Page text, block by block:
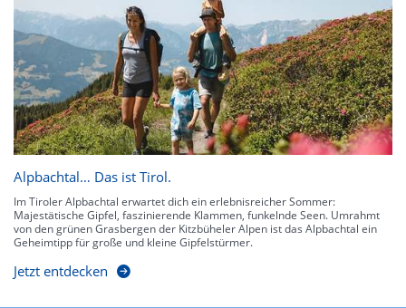
Alpbachtal… Das ist Tirol.
Im Tiroler Alpbachtal erwartet dich ein erlebnisreicher Sommer:
Majestätische Gipfel, faszinierende Klammen, funkelnde Seen. Umrahmt
von den grünen Grasbergen der Kitzbüheler Alpen ist das Alpbachtal ein
Geheimtipp für große und kleine Gipfelstürmer.
Jetzt entdecken